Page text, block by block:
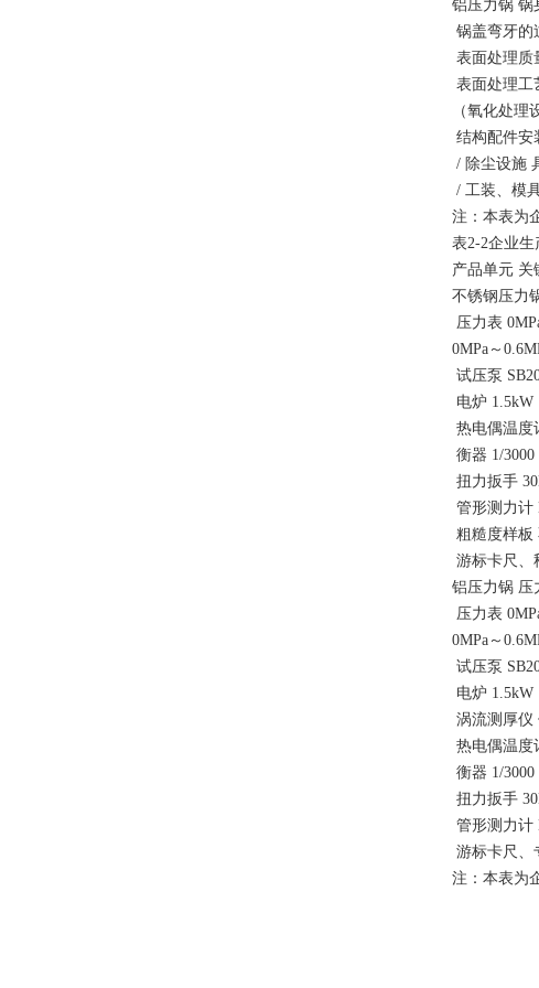
铝压力锅 锅
锅盖弯牙的
表面处理质
表面处理工
（氧化处
结构配件安
/ 除尘设施
/ 工装、模
注：本表为
表2-2企业
产品单元 关
不锈钢压力
压力表
0MPa～
试压泵
电炉 1.5kW
热电偶温
衡器 1/3000
扭力扳手
管形测力计
粗糙度样板
游标卡尺、
铝压力锅 压
压力表
0MPa～
试压泵
电炉 1.5kW
涡流测厚仪
热电偶温
衡器 1/3000
扭力扳手
管形测力计
游标卡尺、
注：本表为